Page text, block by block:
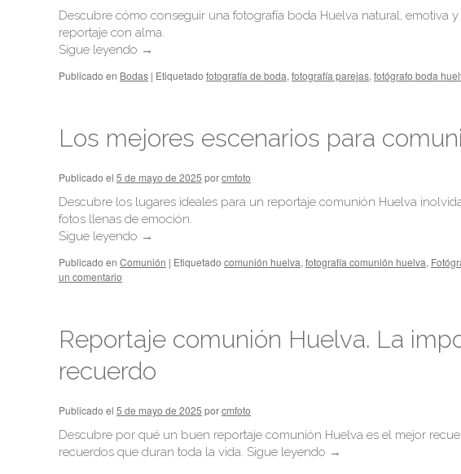
Descubre cómo conseguir una fotografía boda Huelva natural, emotiva
reportaje con alma.
Sigue leyendo →
Publicado en Bodas | Etiquetado fotografía de boda, fotografía parejas, fotógrafo boda
Los mejores escenarios para
Publicado el 5 de mayo de 2025 porcmfoto
Descubre los lugares ideales para un reportaje comunión Huelva
fotos llenas de emoción.
Sigue leyendo →
Publicado en Comunión | Etiquetado comunión huelva, fotografía comunión huelva,
un comentario
Reportaje comunión Huelva. La
recuerdo
Publicado el 5 de mayo de 2025 porcmfoto
Descubre por qué un buen reportaje comunión Huelva es el mejor
recuerdos que duran toda la vida. Sigue leyendo →